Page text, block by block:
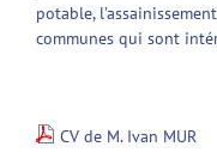
potable,
communes qui sont
CV de M. Ivan MUR